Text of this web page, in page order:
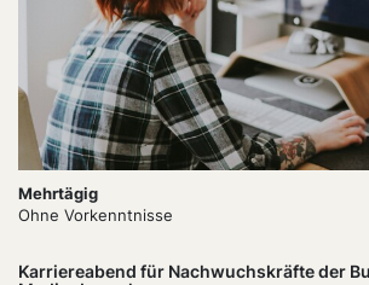
Dauer:
Mehrtägig
Level
Ohne Vorkenntnisse
Karriereabend für Nachwuchskräfte der